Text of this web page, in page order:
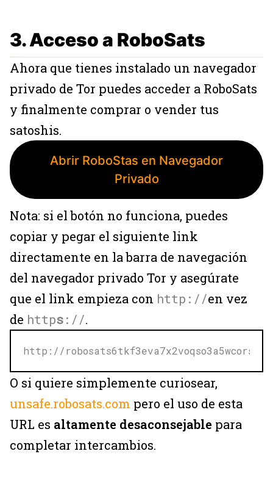
3. Acceso a RoboSats
Ahora que tienes instalado un navegador
privado de Tor puedes acceder a RoboSats
y finalmente comprar o vender tus
satoshis.
Abrir RoboStas en Navegador
Privado
Nota: si el botón no funciona, puedes
copiar y pegar el siguiente link
directamente en la barra de navegación
del navegador privado Tor y asegúrate
que el link empieza con http://en vez
de https://.
http://
O si quiere simplemente curiosear,
unsafe.robosats.com pero el uso de esta
URL es altamente desaconsejable para
completar intercambios.